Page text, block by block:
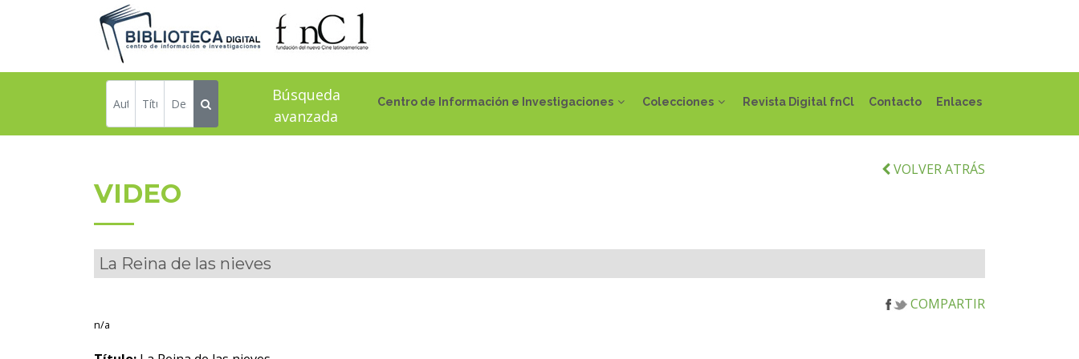
Centro de Información e Investigaciones Colecciones Revista Digital fnCl Contacto Enlaces
Búsqueda
avanzada
VOLVER ATRÁS
VIDEO
La Reina de las nieves
COMPARTIR
n/a